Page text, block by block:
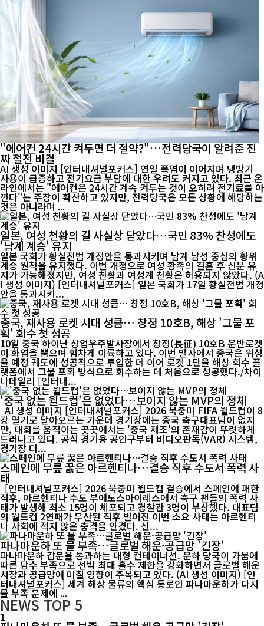
"에어컨 24시간 켜두면 더 절약?"…전력당국이 알려준 진
짜 절전 비결
AI 생성 이미지 [인터내셔널포커스] 연일 폭염이 이어지며 냉방기
사용이 급증하고 전기요금 부담에 대한 우려도 커지고 있다. 최근 온
라인에서는 "에어컨은 24시간 계속 켜두는 것이 오히려 전기료를 아
낀다"는 주장이 확산하고 있지만, 전력당국은 모든 상황에 해당하는
것은 아니라며 ...
일본, 여성 천황의 길 사실상 닫았다…국민 83% 찬성에도
'남계 계승' 유지
일본 국회가 황실전범 개정안을 통과시키며 남계 남성 중심의 황위
계승 원칙을 유지했다. 이번 개정으로 여성 황족의 결혼 후 신분 유
지가 가능해졌지만, 여성 천황과 여성계 천황은 허용되지 않았다. (A
I 생성 이미지) [인터내셔널포커스] 일본 국회가 17일 황실전범 개정
안을 통과시키...
중국, 재사용 로켓 시대 성큼… 창정 10호B, 해상 '그물 포
획' 회수 첫 성공
10일 중국 하이난 상업우주발사장에서 창정(長征) 10호B 운반로켓
이 화염을 뿜으며 힘차게 이륙하고 있다. 이번 발사에서 중국은 위성
을 예정 궤도에 성공적으로 투입한 데 이어 로켓 1단을 해상 회수 플
랫폼에서 그물 포획 방식으로 회수하는 데 처음으로 성공했다./차이
나데일리 [인터내...
'중국 없는 월드컵'은 없었다…보이지 않는 MVP의 정체
강 열기로 달아오르는 가운데 경기장에는 중국 축구대표팀이 없지
만, 대회를 움직이는 곳곳에서는 '중국 제조'의 존재감이 뚜렷하게
드러나고 있다. 공식 경기용 공인구부터 비디오판독(VAR) 시스템,
경기장 디...
스페인에 무릎 꿇은 아르헨티나…결승 직후 수도서 폭력 사
태
[인터내셔널포커스] 2026 북중미 월드컵 결승에서 스페인에 패한
직후, 아르헨티나 수도 부에노스아이레스에서 축구 팬들의 폭력 사
태가 발생해 최소 15명이 체포되고 경찰관 3명이 부상했다. 대표팀
의 월드컵 2연패가 무산된 직후 벌어진 이번 소요 사태는 아르헨티
나 사회에 적지 않은 충격을 안겼다. 신...
파나마운하 또 물 부족…글로벌 해운·공급망 '긴장'
파나마운하 갑문을 통과하는 대형 컨테이너선. 운하 당국이 가뭄에
따른 담수 부족으로 선박 최대 흘수 제한을 강화하면서 글로벌 해운
시장과 공급망에 미칠 영향이 주목되고 있다. (AI 생성 이미지) [인
터내셔널포커스] 세계 해상 물류의 핵심 통로인 파나마운하가 다시
물 부족 문제에 ...
NEWS TOP 5
1